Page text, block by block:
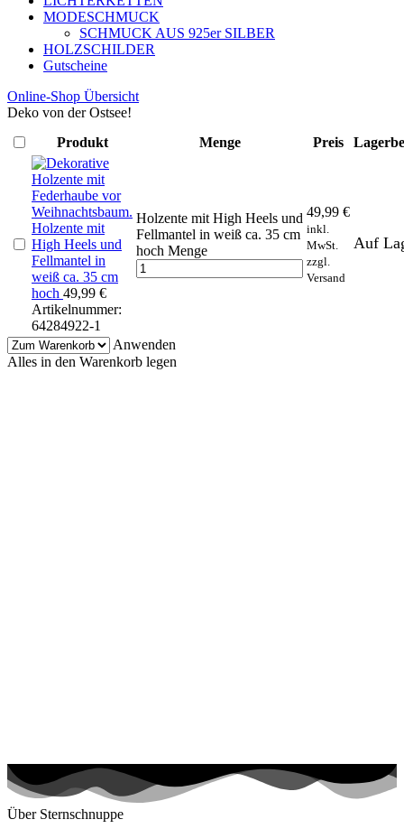
MODESCHMUCK
SCHMUCK AUS 925er SILBER
HOLZSCHILDER
Gutscheine
Online-Shop Übersicht
Deko von der Ostsee!
Produkt
Menge Preis
Holzente mit
High Heels und
Fellmantel in
weiß ca. 35 cm
hoch 49,99 €
Artikelnummer:
64284922-1
Holzente mit High Heels und
Fellmantel in weiß ca. 35 cm
hoch Menge
49,99 €
inkl.
MwSt.
zzgl.
Versand
Auf
Anwenden
Alles in den Warenkorb legen
Über Sternschnuppe